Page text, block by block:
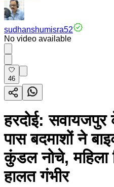
sudhanshumisra52
No video available
46
हरदोई:
पास बदमाशों ने
कुंडल नोचे, महिला
हालत गंभीर